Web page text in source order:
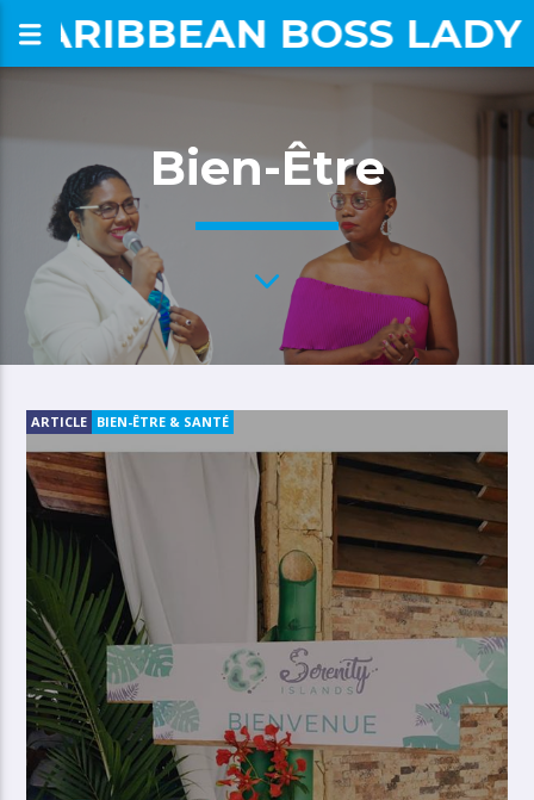
CARIBBEAN BOSS LADY
Bien-Être
ARTICLE BIEN-ÊTRE & SANTÉ